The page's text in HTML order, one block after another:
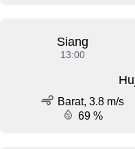
Siang
13:00
Barat, 3.8 m/s
69 %